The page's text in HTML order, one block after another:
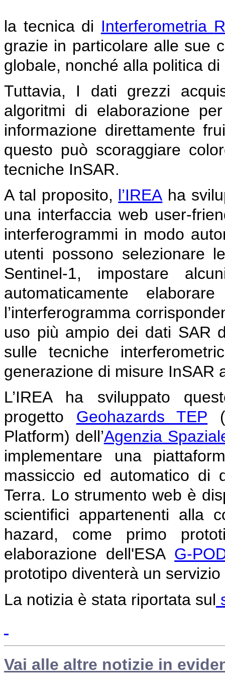
la tecnica di Interferometria
grazie in particolare alle sue
globale, nonché alla politica
Tuttavia, I dati grezzi
algoritmi di elaborazione
informazione direttamente
questo può scoraggiare
tecniche InSAR.
A tal proposito, l’IREAha
una interfaccia web user-
interferogrammi in modo
utenti possono selezionare
Sentinel-1, impostare
automaticamente
l’interferogramma
uso più ampio dei dati SAR
sulle tecniche
generazione di misure InSAR
L’IREA ha sviluppato
progetto Geohazards TEP
Platform) dell’Agenzia
implementare una
massiccio ed automatico di
Terra. Lo strumento web è
scientifici appartenenti alla
hazard, come primo
elaborazione dell'ESA G-
prototipo diventerà un
La notizia è stata riportata sul
Vai alle altre notizie in